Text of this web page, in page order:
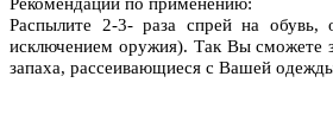
Распылите 2-3- раза спрей на обувь,
исключением оружия). Так Вы сможете
запаха, рассеивающиеся с Вашей